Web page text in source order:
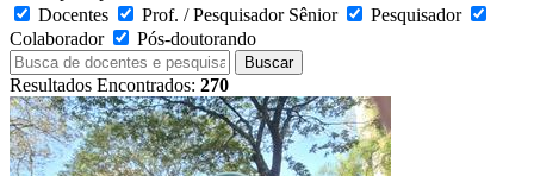
Docentes
Prof. / Pesquisador Sênior
Pesquisador
Colaborador
Pós-doutorando
Buscar
Resultados Encontrados: 270